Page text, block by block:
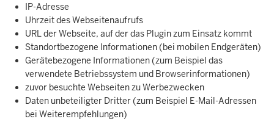
IP-Adresse
Uhrzeit des Webseitenaufrufs
URL der Webseite, auf der das Plugin zum Einsatz kommt
Standortbezogene Informationen (bei mobilen Endgeräten)
Gerätebezogene Informationen (zum Beispiel das
verwendete Betriebssystem und Browserinformationen)
zuvor besuchte Webseiten zu Werbezwecken
Daten unbeteiligter Dritter (zum Beispiel E-Mail-Adressen
bei Weiterempfehlungen)